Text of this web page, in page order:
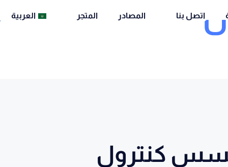
اتصل بنا المصادر المتجر العربية
كنترول